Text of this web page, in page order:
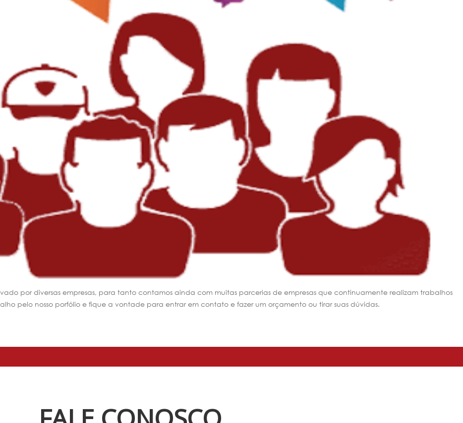
por diversas empresas, para tanto contamos ainda com muitas parcerias de empresas que continuamente realizam trabalhos
pelo nosso porfólio e fique a vontade para entrar em contato e fazer um orçamento ou tirar suas dúvidas.